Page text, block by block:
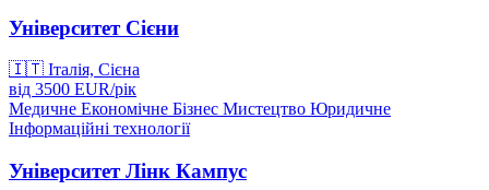
Університет Сієни
🇮🇹 Італія, Сієна
від 3500 EUR/рік
Медичне Економічне Бізнес Мистецтво Юридичне
Інформаційні технології
Університет Лінк Кампус